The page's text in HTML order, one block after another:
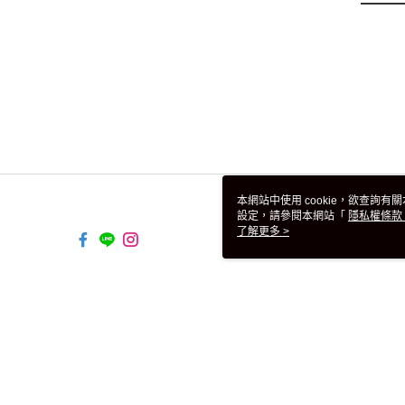
本網站中使用 cookie，欲查詢有
設定，請參閱本網站「 隱私權條款
使用 cookie。
了解更多 >